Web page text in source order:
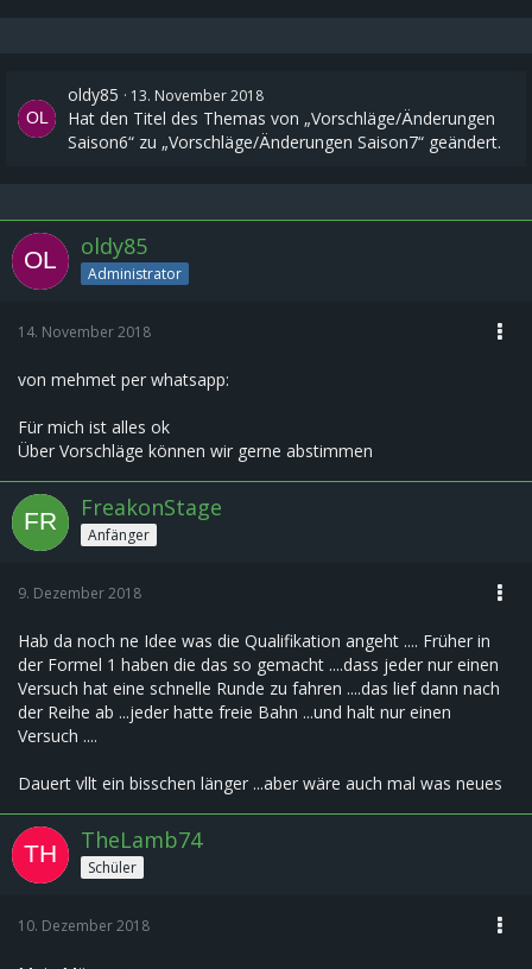
oldy85 13. November 2018
Hat den Titel des Themas von „Vorschläge/Änderungen
Saison6“ zu „Vorschläge/Änderungen Saison7“ geändert.
oldy85
Administrator
14. November 2018
von mehmet per whatsapp:
Für mich ist alles ok
Über Vorschläge können wir gerne abstimmen
FreakonStage
Anfänger
9. Dezember 2018
Hab da noch ne Idee was die Qualifikation angeht .... Früher in
der Formel 1 haben die das so gemacht ....dass jeder nur einen
Versuch hat eine schnelle Runde zu fahren ....das lief dann nach
der Reihe ab ...jeder hatte freie Bahn ...und halt nur einen
Versuch ....
Dauert vllt ein bisschen länger ...aber wäre auch mal was neues
TheLamb74
Schüler
10. Dezember 2018